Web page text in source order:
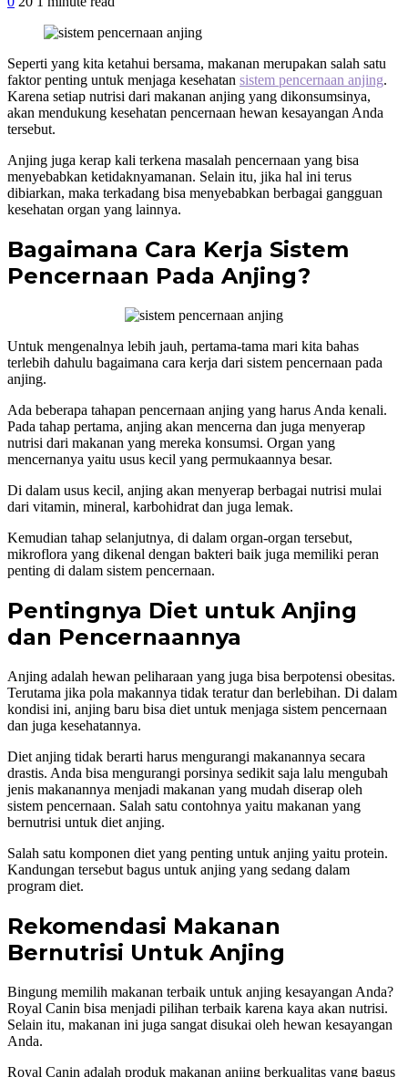
Seperti yang kita ketahui bersama, makanan merupakan salah satu
faktor penting untuk menjaga kesehatan sistem pencernaan anjing.
Karena setiap nutrisi dari makanan anjing yang dikonsumsinya,
akan mendukung kesehatan pencernaan hewan kesayangan Anda
tersebut.
Anjing juga kerap kali terkena masalah pencernaan yang bisa
menyebabkan ketidaknyamanan. Selain itu, jika hal ini terus
dibiarkan, maka terkadang bisa menyebabkan berbagai gangguan
kesehatan organ yang lainnya.
Bagaimana Cara Kerja Sistem
Pencernaan Pada Anjing?
Untuk mengenalnya lebih jauh, pertama-tama mari kita bahas
terlebih dahulu bagaimana cara kerja dari sistem pencernaan pada
anjing.
Ada beberapa tahapan pencernaan anjing yang harus Anda kenali.
Pada tahap pertama, anjing akan mencerna dan juga menyerap
nutrisi dari makanan yang mereka konsumsi. Organ yang
mencernanya yaitu usus kecil yang permukaannya besar.
Di dalam usus kecil, anjing akan menyerap berbagai nutrisi mulai
dari vitamin, mineral, karbohidrat dan juga lemak.
Kemudian tahap selanjutnya, di dalam organ-organ tersebut,
mikroflora yang dikenal dengan bakteri baik juga memiliki peran
penting di dalam sistem pencernaan.
Pentingnya Diet untuk Anjing
dan Pencernaannya
Anjing adalah hewan peliharaan yang juga bisa berpotensi obesitas.
Terutama jika pola makannya tidak teratur dan berlebihan. Di dalam
kondisi ini, anjing baru bisa diet untuk menjaga sistem pencernaan
dan juga kesehatannya.
Diet anjing tidak berarti harus mengurangi makanannya secara
drastis. Anda bisa mengurangi porsinya sedikit saja lalu mengubah
jenis makanannya menjadi makanan yang mudah diserap oleh
sistem pencernaan. Salah satu contohnya yaitu makanan yang
bernutrisi untuk diet anjing.
Salah satu komponen diet yang penting untuk anjing yaitu protein.
Kandungan tersebut bagus untuk anjing yang sedang dalam
program diet.
Rekomendasi Makanan
Bernutrisi Untuk Anjing
Bingung memilih makanan terbaik untuk anjing kesayangan Anda?
Royal Canin bisa menjadi pilihan terbaik karena kaya akan nutrisi.
Selain itu, makanan ini juga sangat disukai oleh hewan kesayangan
Anda.
Royal Canin adalah produk makanan anjing berkualitas yang bagus